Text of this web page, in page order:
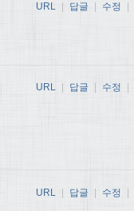
URL 답글 수정
URL 답글 수정
URL | 답글 | 수정 |